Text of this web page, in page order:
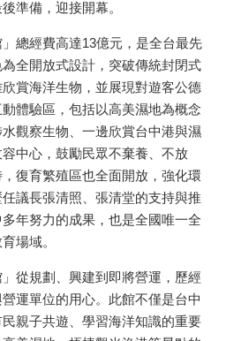
準備，迎接開幕。
總經費高達13億元，是全台最先
全開放式設計，突破傳統封閉式
賞海洋生物，並展現對遊客公德
體驗區，包括以高美濕地為概念
觀察生物、一邊欣賞台中港與濕
中心，鼓勵民眾不棄養、不放
復育繁殖區也全面開放，強化環
議長張清照、張清堂的支持與推
年努力的成果，也是全國唯一全
場域。
從規劃、興建到即將營運，歷經
運單位的用心。此館不僅是台中
親子共遊、學習海洋知識的重要